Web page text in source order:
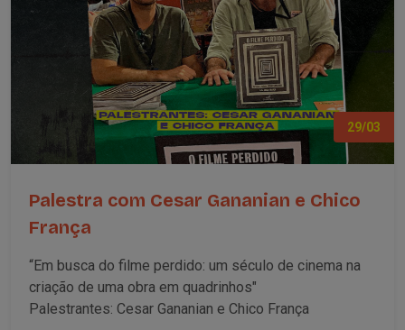
29/03
Palestra com Cesar Gananian e Chico
França
“Em busca do filme perdido: um século de cinema na
criação de uma obra em quadrinhos"
Palestrantes: Cesar Gananian e Chico França